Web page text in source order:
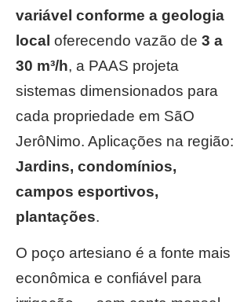
variável conforme a geologia
local oferecendo vazão de 3 a
30 m³/h, a PAAS projeta
sistemas dimensionados para
cada propriedade em SãO
JerôNimo. Aplicações na região:
Jardins, condomínios,
campos esportivos,
plantações.
O poço artesiano é a fonte mais
econômica e confiável para